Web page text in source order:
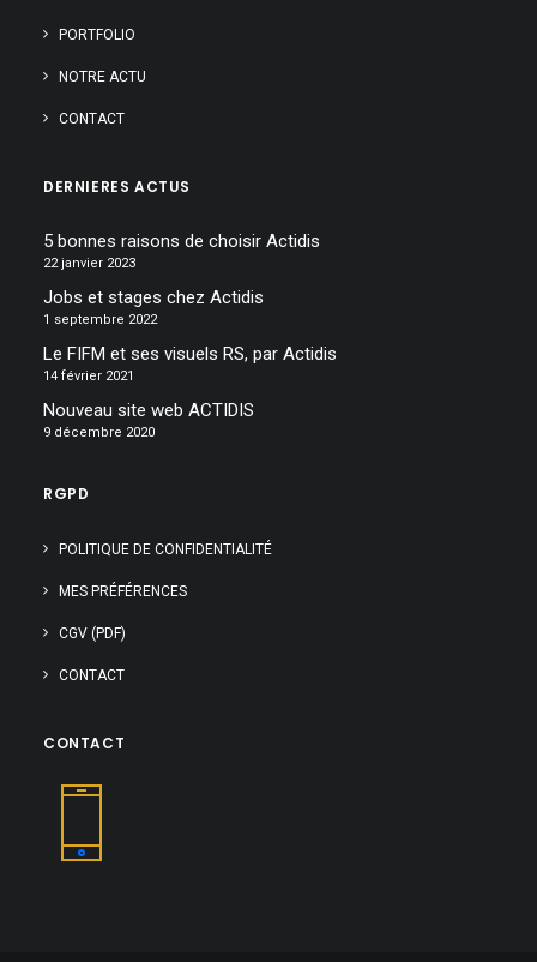
PORTFOLIO
NOTRE ACTU
CONTACT
DERNIERES ACTUS
5 bonnes raisons de choisir Actidis
22 janvier 2023
Jobs et stages chez Actidis
1 septembre 2022
Le FIFM et ses visuels RS, par Actidis
14 février 2021
Nouveau site web ACTIDIS
9 décembre 2020
RGPD
POLITIQUE DE CONFIDENTIALITÉ
MES PRÉFÉRENCES
CGV (PDF)
CONTACT
CONTACT